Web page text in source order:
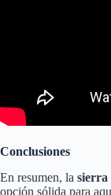
Conclusiones
En resumen, la sierra
opción sólida para